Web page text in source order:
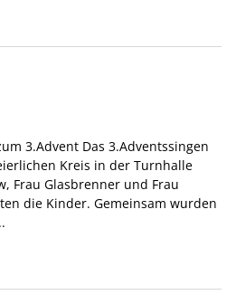
3.Advent Das 3.Adventssingen
Kreis in der Turnhalle
Frau Glasbrenner und Frau
die Kinder. Gemeinsam wurden